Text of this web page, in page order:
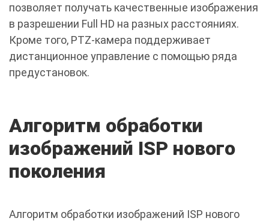
позволяет получать качественные изображения
в разрешении Full HD на разных расстояниях.
Кроме того, PTZ-камера поддерживает
дистанционное управление с помощью ряда
предустановок.
Алгоритм обработки
изображений ISP нового
поколения
Алгоритм обработки изображений ISP нового